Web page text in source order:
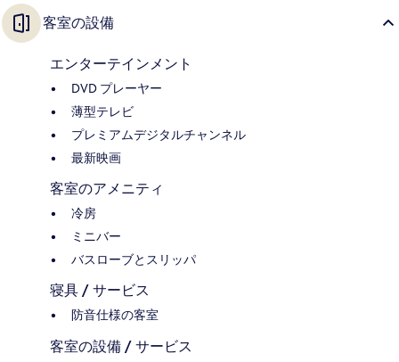
客室の設備
エンターテインメント
DVD プレーヤー
薄型テレビ
プレミアムデジタルチャンネル
最新映画
客室のアメニティ
冷房
ミニバー
バスローブとスリッパ
寝具 / サービス
防音仕様の客室
客室の設備 / サービス